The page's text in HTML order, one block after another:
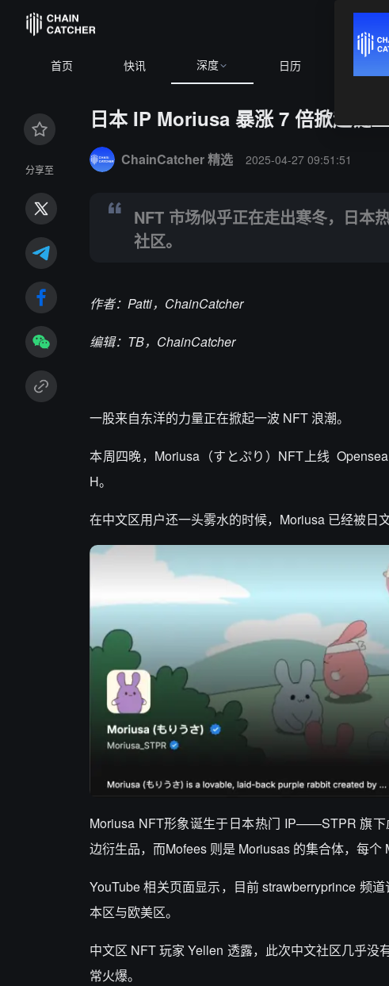
首页 快讯 深度 日历
BTC $65,078.74 +0.95%
分享至
日本 IP Moriusa 暴涨 7 倍掀起链
ChainCatcher 精选 2025-04-27 09:51:51
NFT 市场似乎正在走出寒冬，日本
社区。
作者：Patti，ChainCatcher
编辑：TB，ChainCatcher
一股来自东洋的力量正在掀起一波 NFT 浪潮。
本周四晚，Moriusa（すとぷり）NFT上线
H。
在中文区用户还一头雾水的时候，Moriusa 已经被日
Moriusa NFT形象诞生于日本热门 IP——STPR 旗下
边衍生品，而Mofees 则是 Moriusas 的集合体，每个
YouTube 相关页面显示，目前 strawberryprince 频
本区与欧美区。
中文区 NFT 玩家 Yellen 透露，此次中文社区几乎
常火爆。